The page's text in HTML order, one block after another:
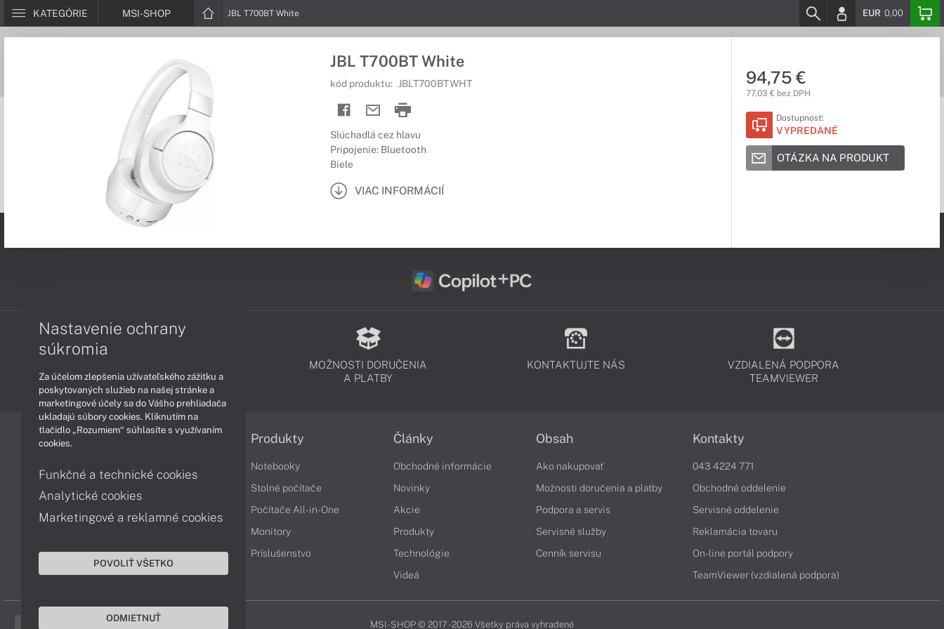
KATEGÓRIE MSI-SHOP JBL T700BT White EUR 0,00
JBL T700BT White
kód produktu: JBLT700BTWHT
Slúchadlá cez hlavu
Pripojenie: Bluetooth
Biele
VIAC INFORMÁCIÍ
94,75 €
77,03 € bez DPH
Dostupnosť:
VYPREDANÉ
OTÁZKA NA PRODUKT
MOŽNOSTI DORUČENIA
A PLATBY
KONTAKTUJTE NÁS
VZDIALENÁ PODPORA
TEAMVIEWER
Vyhlásenie o prístupnosti
Cookies
Produkty
Notebooky
Stolné počítače
Počítače All-in-One
Monitory
Príslušenstvo
Články
Obchodné informácie
Novinky
Akcie
Produkty
Technológie
Videá
Obsah
Ako nakupovať
Možnosti doručenia a platby
Podpora a servis
Servisné služby
Cenník servisu
Kontakty
043 4224 771
Obchodné oddelenie
Servisné oddelenie
Reklamácia tovaru
On-line portál podpory
TeamViewer (vzdialená podpora)
MSI-SHOP © 2017 - 2026 Všetky práva vyhradené
Nastavenie ochrany
súkromia
Za účelom zlepšenia užívateľského zážitku a
poskytovaných služieb na našej stránke a
marketingové účely sa do Vášho prehliadača
ukladajú súbory cookies. Kliknutím na
tlačidlo „Rozumiem“ súhlasíte s využívaním
cookies.
Funkčné a technické cookies
Analytické cookies
Marketingové a reklamné cookies
POVOLIŤ VŠETKO
ODMIETNUŤ